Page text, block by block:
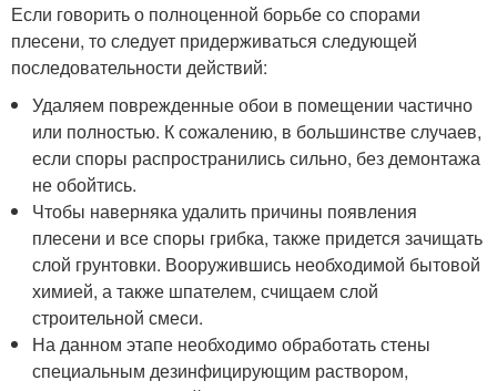
Если говорить о полноценной борьбе со спорами
плесени, то следует придерживаться следующей
последовательности действий:
Удаляем поврежденные обои в помещении частично
или полностью. К сожалению, в большинстве случаев,
если споры распространились сильно, без демонтажа
не обойтись.
Чтобы наверняка удалить причины появления
плесени и все споры грибка, также придется зачищать
слой грунтовки. Вооружившись необходимой бытовой
химией, а также шпателем, счищаем слой
строительной смеси.
На данном этапе необходимо обработать стены
специальным дезинфицирующим раствором,